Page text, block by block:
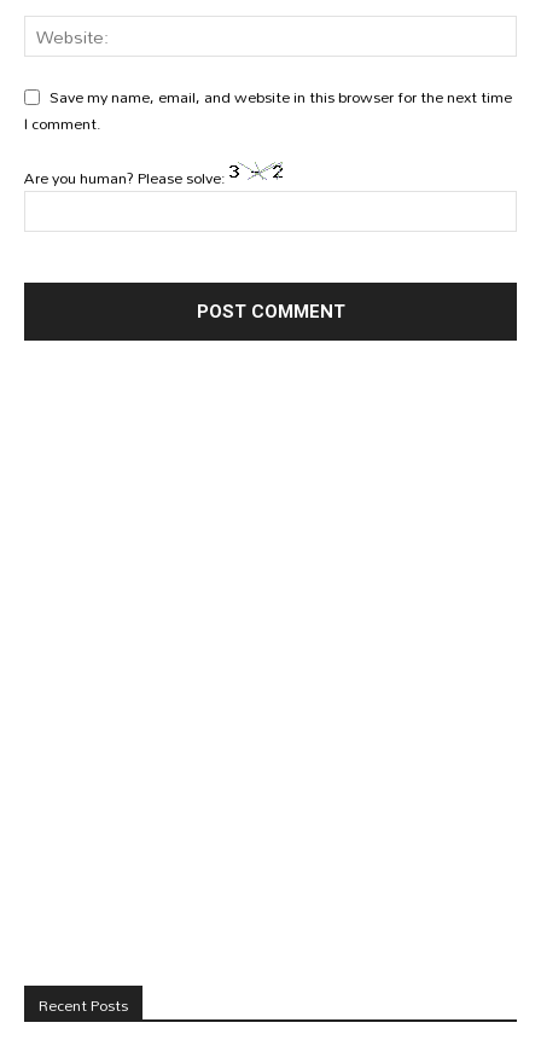
Save my name, email, and website in this browser for the next time
I comment.
Are you human? Please solve:
Recent Posts